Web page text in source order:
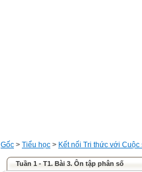
Gốc > Tiểu học > Kết nối Tri thức với Cuộc
Tuần 1 - T1. Bài 3. Ôn tập phân số